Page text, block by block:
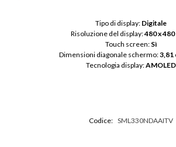
Tipo di display: Digitale
Risoluzione del display: 480 x
Touch screen: Sì
Dimensioni diagonale schermo: 3,81
Tecnologia display: AMOLED
Codice: SML330NDAAITV